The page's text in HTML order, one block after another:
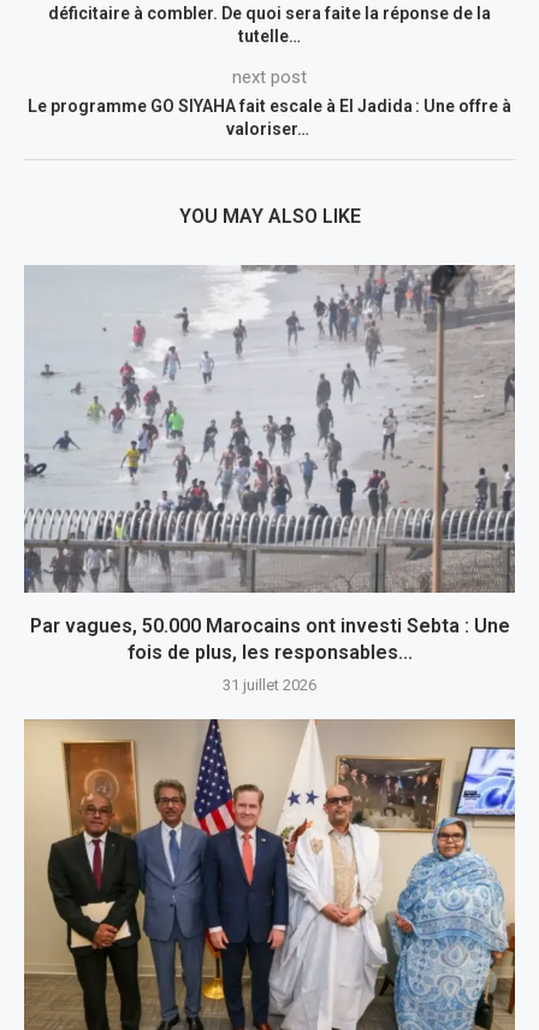
déficitaire à combler. De quoi sera faite la réponse de la
tutelle…
next post
Le programme GO SIYAHA fait escale à El Jadida : Une offre à
valoriser…
YOU MAY ALSO LIKE
Par vagues, 50.000 Marocains ont investi Sebta : Une
fois de plus, les responsables...
31 juillet 2026